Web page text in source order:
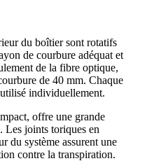
du boîtier sont rotatifs
de courbure adéquat et
de la fibre optique,
de 40 mm. Chaque
individuellement.
offre une grande
Les joints toriques en
du système assurent une
contre la transpiration.